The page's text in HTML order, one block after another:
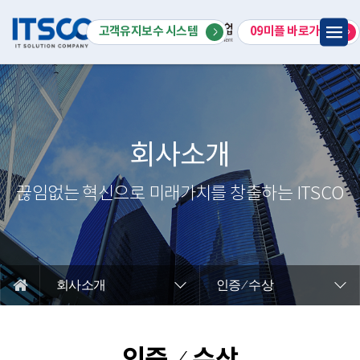
고객유지보수 시스템 09미플 바로가기
회사소개
특화솔루션
IT서비스
R&D사업
고객지원
회사소개
끊임없는 혁신으로 미래가치를 창출하는 ITSCO
회사소개 인증 ⁄ 수상